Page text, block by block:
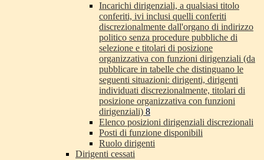
Incarichi dirigenziali, a qualsiasi titolo
conferiti, ivi inclusi quelli conferiti
discrezionalmente dall'organo di indirizzo
politico senza procedure pubbliche di
selezione e titolari di posizione
organizzativa con funzioni dirigenziali (da
pubblicare in tabelle che distinguano le
seguenti situazioni: dirigenti, dirigenti
individuati discrezionalmente, titolari di
posizione organizzativa con funzioni
dirigenziali) 8
Elenco posizioni dirigenziali discrezionali
Posti di funzione disponibili
Ruolo dirigenti
Dirigenti cessati